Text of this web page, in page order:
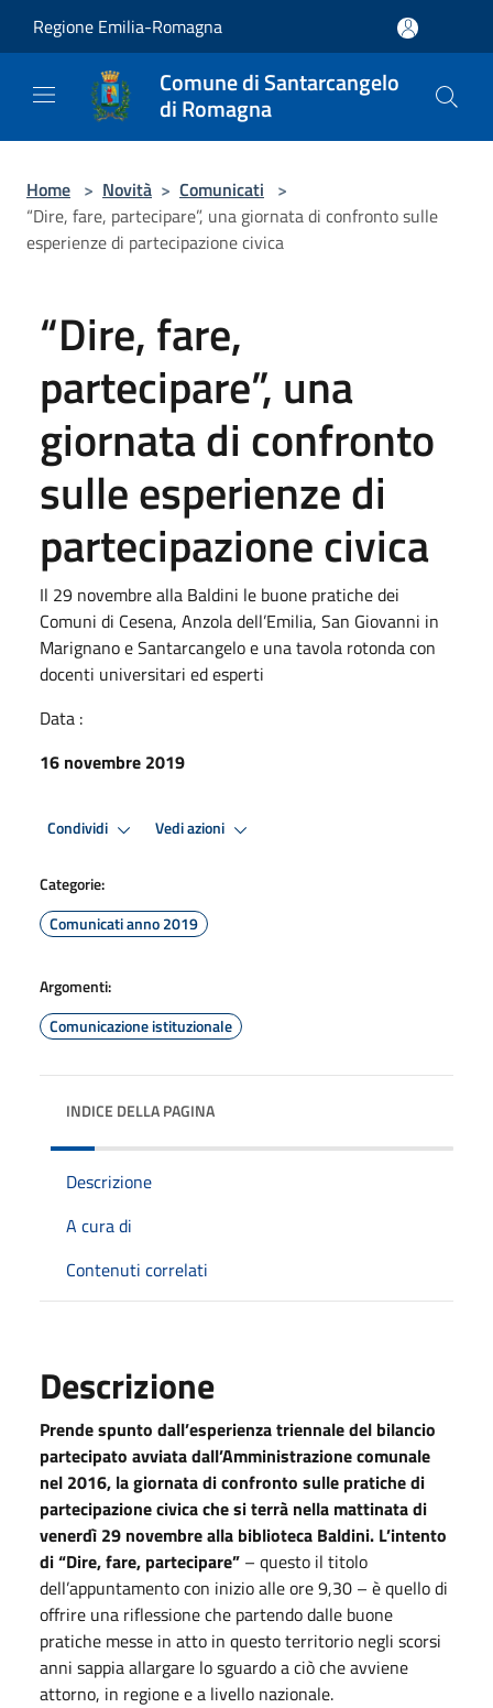
Regione Emilia-Romagna
Comune di Santarcangelo
di Romagna
Home > Novità > Comunicati >
“Dire, fare, partecipare”, una giornata di confronto sulle
esperienze di partecipazione civica
“Dire, fare,
partecipare”, una
giornata di confronto
sulle esperienze di
partecipazione civica
Il 29 novembre alla Baldini le buone pratiche dei
Comuni di Cesena, Anzola dell’Emilia, San Giovanni in
Marignano e Santarcangelo e una tavola rotonda con
docenti universitari ed esperti
Data :
16 novembre 2019
Condividi Vedi azioni
Categorie:
Comunicati anno 2019
Argomenti:
Comunicazione istituzionale
INDICE DELLA PAGINA
Descrizione
A cura di
Contenuti correlati
Descrizione
Prende spunto dall’esperienza triennale del bilancio
partecipato avviata dall’Amministrazione comunale
nel 2016, la giornata di confronto sulle pratiche di
partecipazione civica che si terrà nella mattinata di
venerdì 29 novembre alla biblioteca Baldini. L’intento
di “Dire, fare, partecipare” – questo il titolo
dell’appuntamento con inizio alle ore 9,30 – è quello di
offrire una riflessione che partendo dalle buone
pratiche messe in atto in questo territorio negli scorsi
anni sappia allargare lo sguardo a ciò che avviene
attorno, in regione e a livello nazionale.